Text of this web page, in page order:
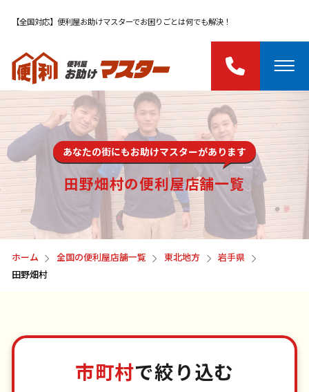
【全国対応】便利屋お助けマスターでお困りごとは何でも解決！
あなたの街にもお助けマスターがあります
田野畑村の便利屋店舗一覧
ホーム 全国の便利屋店舗一覧 東北地方
岩手県
田野畑村
市町村で絞り込む